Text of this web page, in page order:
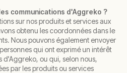
communications d'Aggreko ?
sur nos produits et services aux
obtenu les coordonnées dans le
Nous pouvons également envoyer
qui ont exprimé un intérêt
d'Aggreko, ou qui, selon nous,
par les produits ou services